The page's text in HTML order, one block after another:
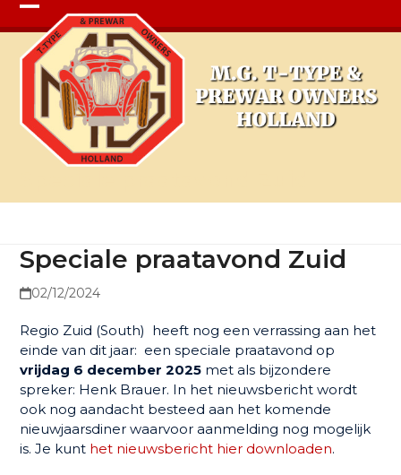
Open
mobile
menu
Close
mobile
menu
Speciale praatavond Zuid
02/12/2024
Regio Zuid (South) heeft nog een verrassing aan het
einde van dit jaar: een speciale praatavond op
vrijdag 6 december 2025 met als bijzondere
spreker: Henk Brauer. In het nieuwsbericht wordt
ook nog aandacht besteed aan het komende
nieuwjaarsdiner waarvoor aanmelding nog mogelijk
is. Je kunt het nieuwsbericht hier downloaden.